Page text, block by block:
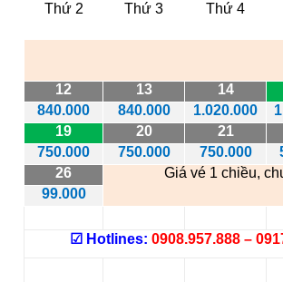
Thứ 2
Thứ 3 Thứ 4
12
13 14
840.000
840.000 1.020.000
19
20 21
750.000
750.000 750.000
26
Giá vé 1 chiều,
99.000
☑ Hotlines: 0908.957.888 –